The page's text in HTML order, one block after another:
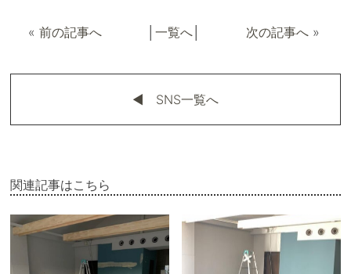
« 前の記事へ 一覧へ│ 次の記事へ»
◀︎ SNS一覧へ
関連記事はこちら